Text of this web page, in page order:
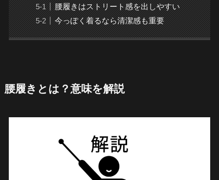
腰履きはストリート感を出しやすい
今っぽく着るなら清潔感も重要
腰履きとは？意味を解説